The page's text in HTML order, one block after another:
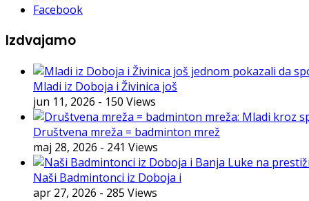
Facebook
Izdvajamo
Mladi iz Doboja i Živinica još
jun 11, 2026 - 150 Views
Društvena mreža = badminton mrež
maj 28, 2026 - 241 Views
Naši Badmintonci iz Doboja i
apr 27, 2026 - 285 Views